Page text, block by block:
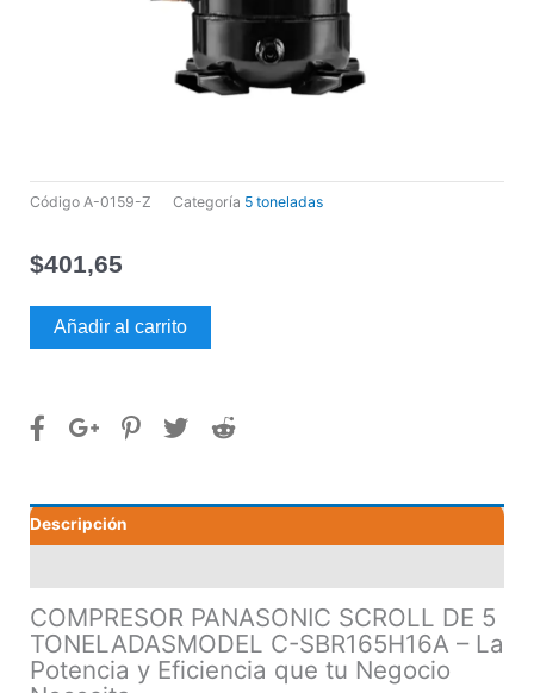
Código A-0159-Z Categoría 5 toneladas
$401,65
COMPRESOR
PANASONIC
5
SBR165H16A
cantidad
Añadir al carrito
Descripción
COMPRESOR PANASONIC SCROLL DE 5
TONELADASMODEL C-SBR165H16A – La
Potencia y Eficiencia que tu Negocio